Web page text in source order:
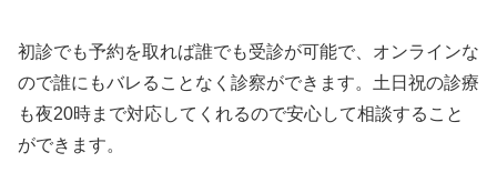
初診でも予約を取れば誰でも受診が可能で、オンラインな
ので誰にもバレることなく診察ができます。土日祝の診療
も夜20時まで対応してくれるので安心して相談すること
ができます。